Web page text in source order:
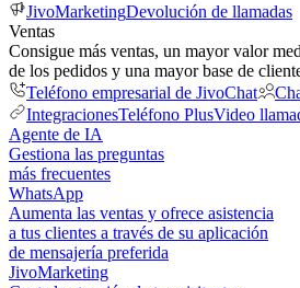
JivoMarketingDevolución de llamadas
Ventas
Consigue más ventas, un mayor valor
de los pedidos y una mayor base de
Teléfono empresarial de JivoChat
IntegracionesTeléfono PlusVideo
Agente de IA
Gestiona las preguntas
más frecuentes
WhatsApp
Aumenta las ventas y ofrece asistencia
a tus clientes a través de su aplicación
de mensajería preferida
JivoMarketing